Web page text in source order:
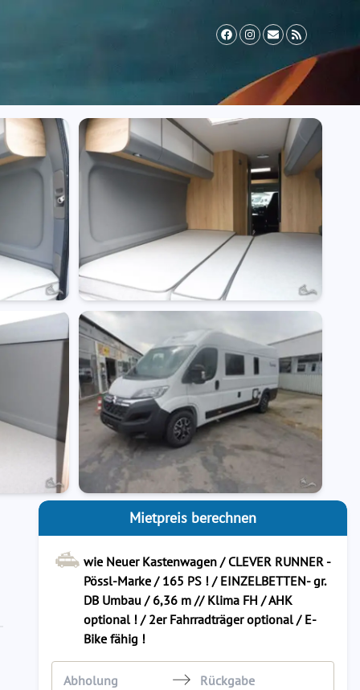
Vermieter werden FAQ
Mietpreis berechnen
wie Neuer Kastenwagen / CLEVER RUNNER -
Pössl-Marke / 165 PS ! / EINZELBETTEN- gr.
DB Umbau / 6,36 m // Klima FH / AHK
optional ! / 2er Fahrradträger optional / E-
Bike fähig !